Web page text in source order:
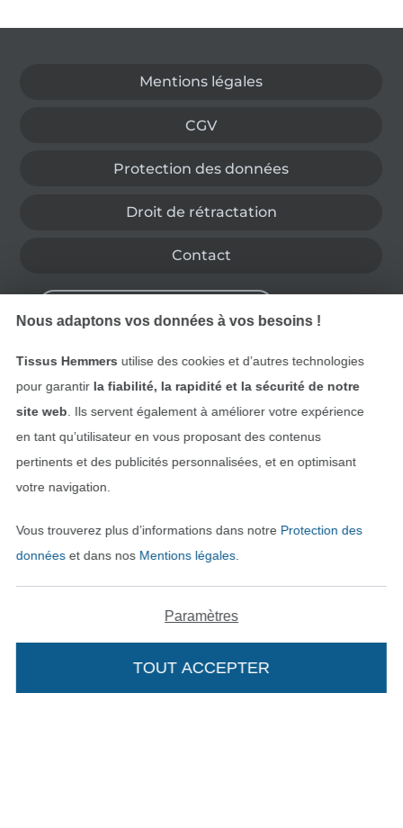
Mentions légales
CGV
Protection des données
Droit de rétractation
Contact
Trouvez plus d’idées
Deutsch
Nederlands
Passer à la boutique
Nous adaptons vos données à vos besoins !
Tissus Hemmers utilise des cookies et d’autres technologies
pour garantir la fiabilité, la rapidité et la sécurité de notre
site web . Ils servent également à améliorer votre expérience
en tant qu’utilisateur en vous proposant des contenus
pertinents et des publicités personnalisées, et en optimisant
votre navigation.
Vous trouverez plus d’informations dans notre Protection des
donnéeset dans nos Mentions légales.
Paramètres
TOUT ACCEPTER